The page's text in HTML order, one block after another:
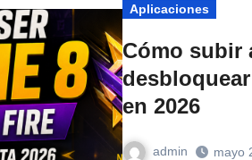
Aplicaciones
Cómo subir
en 2026
admin mayo